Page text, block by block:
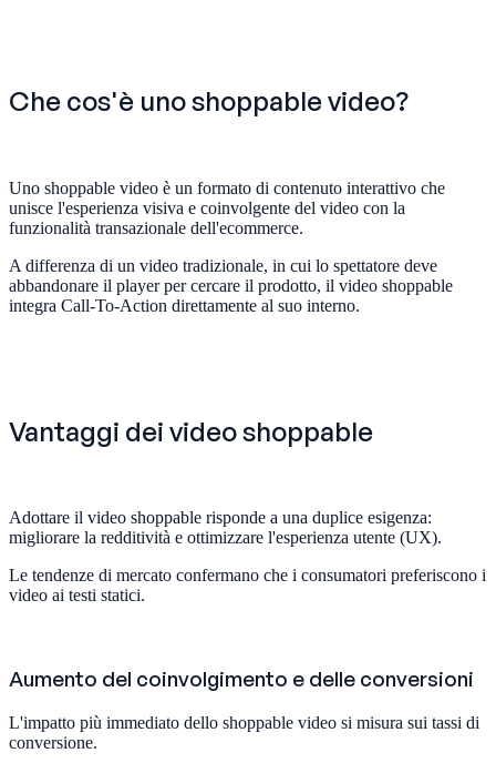
Che cos'è uno shoppable video?
Uno shoppable video è un formato di contenuto interattivo che
unisce l'esperienza visiva e coinvolgente del video con la
funzionalità transazionale dell'ecommerce.
A differenza di un video tradizionale, in cui lo spettatore deve
abbandonare il player per cercare il prodotto, il video shoppable
integra Call-To-Action direttamente al suo interno.
Vantaggi dei video shoppable
Adottare il video shoppable risponde a una duplice esigenza:
migliorare la redditività e ottimizzare l'esperienza utente (UX).
Le tendenze di mercato confermano che i consumatori preferiscono i
video ai testi statici.
Aumento del coinvolgimento e delle conversioni
L'impatto più immediato dello shoppable video si misura sui tassi di
conversione.